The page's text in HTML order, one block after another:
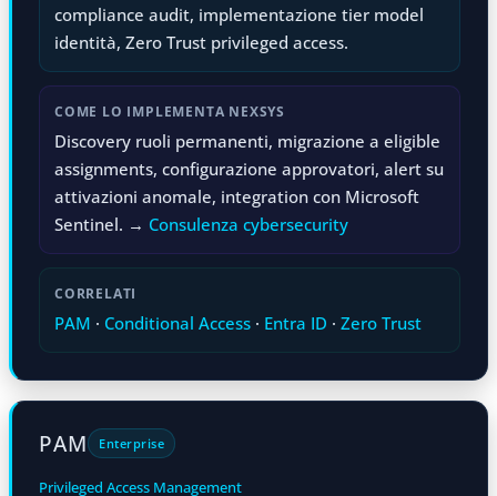
compliance audit, implementazione tier model
identità, Zero Trust privileged access.
COME LO IMPLEMENTA NEXSYS
Discovery ruoli permanenti, migrazione a eligible
assignments, configurazione approvatori, alert su
attivazioni anomale, integration con Microsoft
Sentinel. → Consulenza cybersecurity
CORRELATI
PAM · Conditional Access · Entra ID · Zero Trust
PAM Enterprise
Privileged Access Management